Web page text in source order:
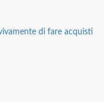
di fare acquisti